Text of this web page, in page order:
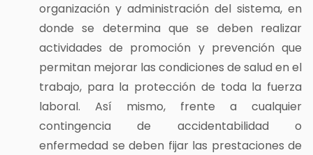
organización y administración del sistema, en
donde se determina que se deben realizar
actividades de promoción y prevención que
permitan mejorar las condiciones de salud en el
trabajo, para la protección de toda la fuerza
laboral. Así mismo, frente a cualquier
contingencia de accidentabilidad o
enfermedad se deben fijar las prestaciones de